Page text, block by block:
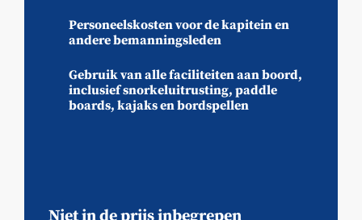
Personeelskosten voor de kapitein en
andere bemanningsleden
Gebruik van alle faciliteiten aan boord,
inclusief snorkeluitrusting, paddle
boards, kajaks en bordspellen